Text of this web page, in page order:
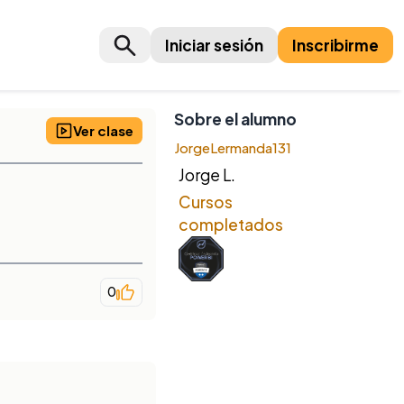
Iniciar sesión Inscribirme
Ver clase
0
Sobre el alumno
JorgeLermanda131
Jorge L.
Cursos
completados